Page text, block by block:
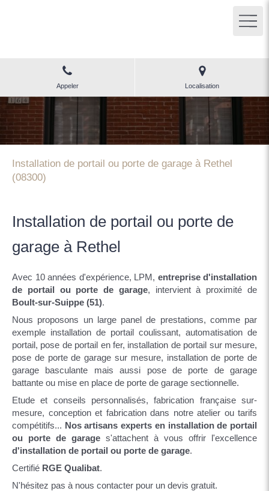
Appeler Localisation
Installation de portail ou porte de garage à Rethel
(08300)
Installation de portail ou porte de
garage à Rethel
Avec 10 années d'expérience, LPM, entreprise d'installation
de portail ou porte de garage, intervient à proximité de
Boult-sur-Suippe (51).
Nous proposons un large panel de prestations, comme par
exemple installation de portail coulissant, automatisation de
portail, pose de portail en fer, installation de portail sur mesure,
pose de porte de garage sur mesure, installation de porte de
garage basculante mais aussi pose de porte de garage
battante ou mise en place de porte de garage sectionnelle.
Etude et conseils personnalisés, fabrication française sur-
mesure, conception et fabrication dans notre atelier ou tarifs
compétitifs... Nos artisans experts en installation de portail
ou porte de garage s'attachent à vous offrir l'excellence
d'installation de portail ou porte de garage.
Certifié RGE Qualibat.
N'hésitez pas à nous contacter pour un devis gratuit.